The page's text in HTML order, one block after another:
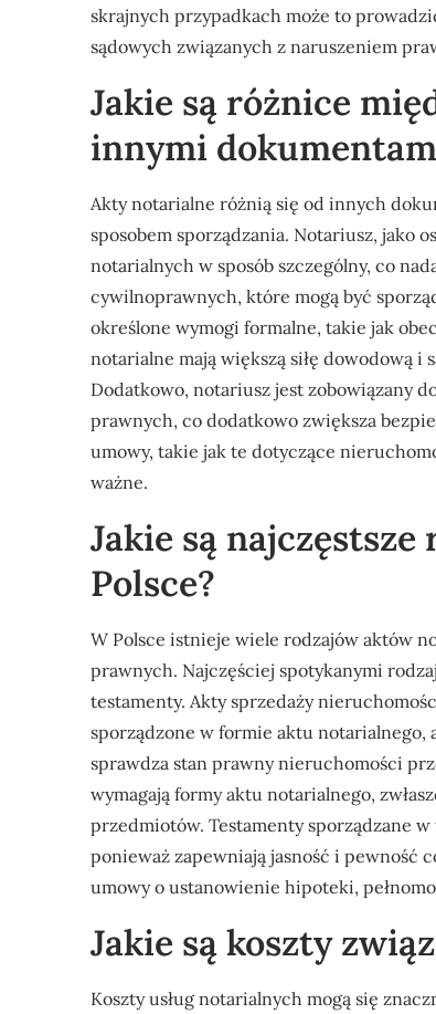
skrajnych przypadkach może to
sądowych związanych z naruszeniem
Jakie są różnice
innymi
Akty notarialne różnią się od innych
sposobem sporządzania. Notariusz, jako
notarialnych w sposób szczególny, co
cywilnoprawnych, które mogą być
określone wymogi formalne, takie jak
notarialne mają większą siłę dowodową
Dodatkowo, notariusz jest zobowiązany
prawnych, co dodatkowo zwiększa
umowy, takie jak te dotyczące
ważne.
Jakie są
Polsce?
W Polsce istnieje wiele rodzajów aktów
prawnych. Najczęściej spotykanymi
testamenty. Akty sprzedaży
sporządzone w formie aktu notarialnego,
sprawdza stan prawny nieruchomości
wymagają formy aktu notarialnego,
przedmiotów. Testamenty sporządzane
ponieważ zapewniają jasność i pewność
umowy o ustanowienie hipoteki,
Jakie są koszty
Koszty usług notarialnych mogą się